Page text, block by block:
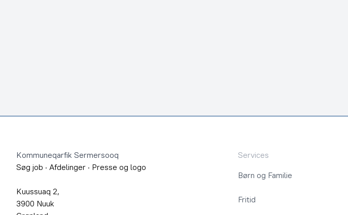
Kommuneqarfik Sermersooq
Søg job · Afdelinger · Presse og logo
Kuussuaq 2,
3900 Nuuk
Services
Børn og Familie
Fritid